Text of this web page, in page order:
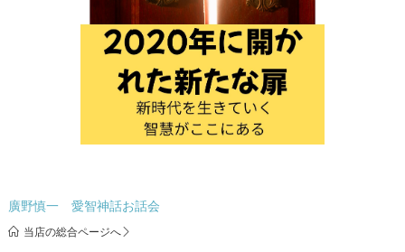
廣野慎一 愛智神話お話会
当店の総合ページへ